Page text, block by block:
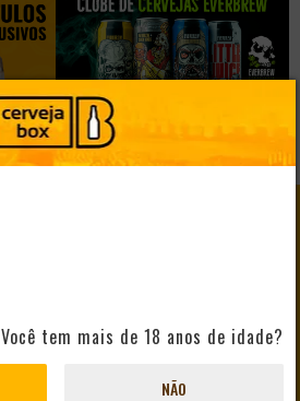
Você tem mais de 18 anos de idade?
NÃO